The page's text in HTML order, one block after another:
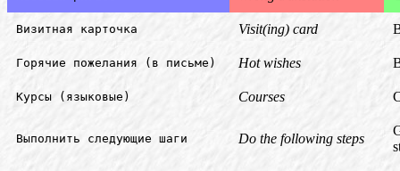
Визитная карточка Visit(ing) card
Горячие пожелания (в письме) Hot wishes
Курсы (языковые) Courses
Выполнить следующие шаги Do the following steps